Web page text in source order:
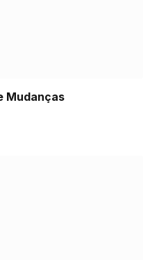
Mudanças